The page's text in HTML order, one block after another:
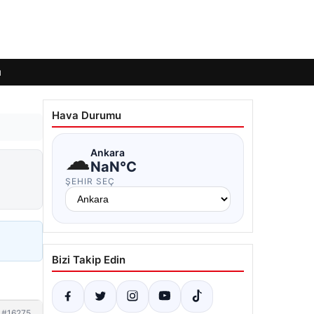
Hava Durumu
☁Ankara
NaN°C
ŞEHIR SEÇ
Bizi Takip Edin